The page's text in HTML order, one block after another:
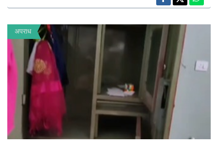
अपराध